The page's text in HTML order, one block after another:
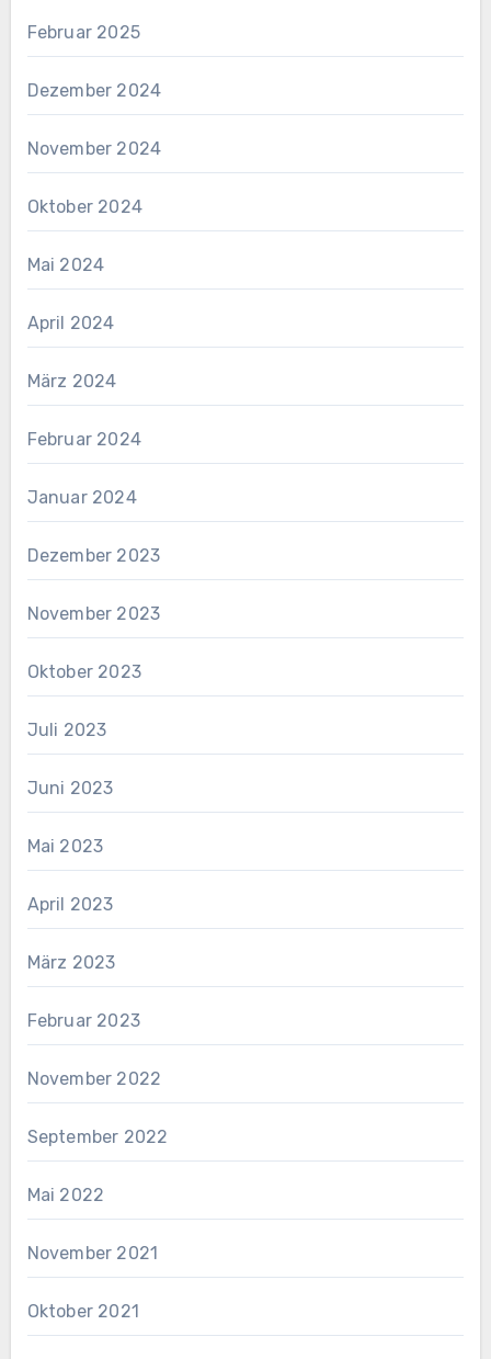
Februar 2025
Dezember 2024
November 2024
Oktober 2024
Mai 2024
April 2024
März 2024
Februar 2024
Januar 2024
Dezember 2023
November 2023
Oktober 2023
Juli 2023
Juni 2023
Mai 2023
April 2023
März 2023
Februar 2023
November 2022
September 2022
Mai 2022
November 2021
Oktober 2021